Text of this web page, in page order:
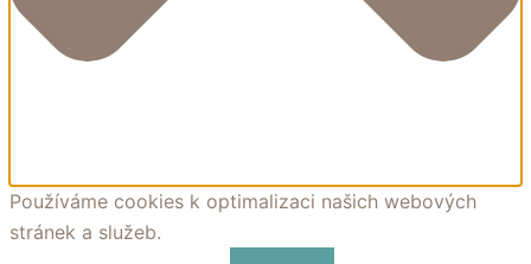
Používáme cookies k optimalizaci našich webových
stránek a služeb.